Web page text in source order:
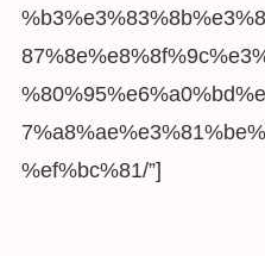
%ef%bc%81/”]